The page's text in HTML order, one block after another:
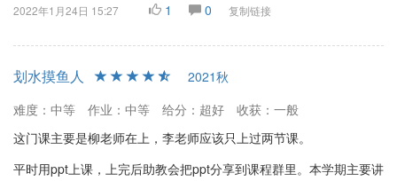
2022年1月24日 15:27 1 0 复制链接
划水摸鱼人
2021秋
难度：中等
作业：中等 给分：超好
收获：一般
这门课主要是柳老师在上，李老师应该只上过两节课。
平时用ppt上课，上完后助教会把ppt分享到课程群里。本学期主要讲